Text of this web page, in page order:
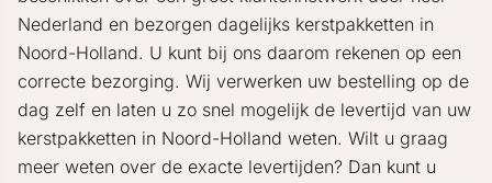
Nederland en bezorgen dagelijks kerstpakketten in
Noord-Holland. U kunt bij ons daarom rekenen op een
correcte bezorging. Wij verwerken uw bestelling op de
dag zelf en laten u zo snel mogelijk de levertijd van uw
kerstpakketten in Noord-Holland weten. Wilt u graag
meer weten over de exacte levertijden? Dan kunt u